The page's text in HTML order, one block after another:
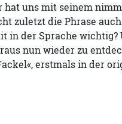
uns mit seinem
zuletzt die Phrase
in der Sprache
nun wieder zu
erstmals in der